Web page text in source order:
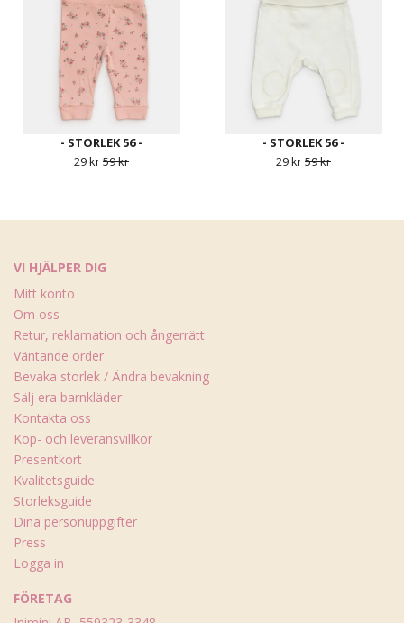
- STORLEK 56 -
29 kr59 kr
- STORLEK 56 -
29 kr59 kr
VI HJÄLPER DIG
Mitt konto
Om oss
Retur, reklamation och ångerrätt
Väntande order
Bevaka storlek / Ändra bevakning
Sälj era barnkläder
Kontakta oss
Köp- och leveransvillkor
Presentkort
Kvalitetsguide
Storleksguide
Dina personuppgifter
Press
Logga in
FÖRETAG